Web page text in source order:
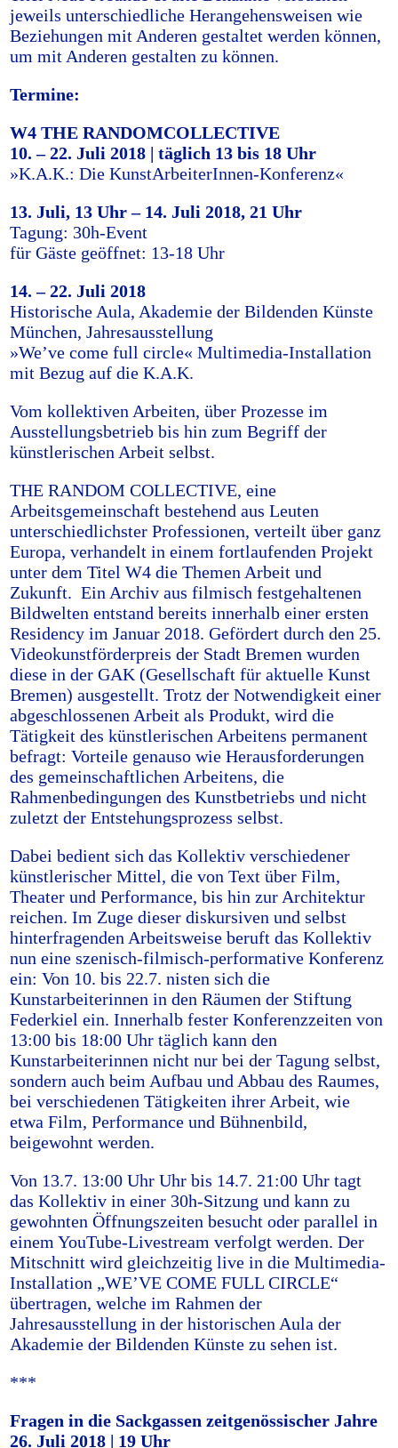
jeweils unterschiedliche Herangehensweisen wie
Beziehungen mit Anderen gestaltet werden können,
um mit Anderen gestalten zu können.
Termine:
W4 THE RANDOMCOLLECTIVE
10. – 22. Juli 2018 | täglich 13 bis 18 Uhr
»K.A.K.: Die KunstArbeiterInnen-Konferenz«
13. Juli, 13 Uhr – 14. Juli 2018, 21 Uhr
Tagung: 30h-Event
für Gäste geöffnet: 13-18 Uhr
14. – 22. Juli 2018
Historische Aula, Akademie der Bildenden Künste
München, Jahresausstellung
»We’ve come full circle« Multimedia-Installation
mit Bezug auf die K.A.K.
Vom kollektiven Arbeiten, über Prozesse im
Ausstellungsbetrieb bis hin zum Begriff der
künstlerischen Arbeit selbst.
THE RANDOM COLLECTIVE, eine
Arbeitsgemeinschaft bestehend aus Leuten
unterschiedlichster Professionen, verteilt über ganz
Europa, verhandelt in einem fortlaufenden Projekt
unter dem Titel W4 die Themen Arbeit und
Zukunft. Ein Archiv aus filmisch festgehaltenen
Bildwelten entstand bereits innerhalb einer ersten
Residency im Januar 2018. Gefördert durch den 25.
Videokunstförderpreis der Stadt Bremen wurden
diese in der GAK (Gesellschaft für aktuelle Kunst
Bremen) ausgestellt. Trotz der Notwendigkeit einer
abgeschlossenen Arbeit als Produkt, wird die
Tätigkeit des künstlerischen Arbeitens permanent
befragt: Vorteile genauso wie Herausforderungen
des gemeinschaftlichen Arbeitens, die
Rahmenbedingungen des Kunstbetriebs und nicht
zuletzt der Entstehungsprozess selbst.
Dabei bedient sich das Kollektiv verschiedener
künstlerischer Mittel, die von Text über Film,
Theater und Performance, bis hin zur Architektur
reichen. Im Zuge dieser diskursiven und selbst
hinterfragenden Arbeitsweise beruft das Kollektiv
nun eine szenisch-filmisch-performative Konferenz
ein: Von 10. bis 22.7. nisten sich die
Kunstarbeiterinnen in den Räumen der Stiftung
Federkiel ein. Innerhalb fester Konferenzzeiten von
13:00 bis 18:00 Uhr täglich kann den
Kunstarbeiterinnen nicht nur bei der Tagung selbst,
sondern auch beim Aufbau und Abbau des Raumes,
bei verschiedenen Tätigkeiten ihrer Arbeit, wie
etwa Film, Performance und Bühnenbild,
beigewohnt werden.
Von 13.7. 13:00 Uhr Uhr bis 14.7. 21:00 Uhr tagt
das Kollektiv in einer 30h-Sitzung und kann zu
gewohnten Öffnungszeiten besucht oder parallel in
einem YouTube-Livestream verfolgt werden. Der
Mitschnitt wird gleichzeitig live in die Multimedia-
Installation „WE’VE COME FULL CIRCLE“
übertragen, welche im Rahmen der
Jahresausstellung in der historischen Aula der
Akademie der Bildenden Künste zu sehen ist.
***
Fragen in die Sackgassen zeitgenössischer Jahre
26. Juli 2018 | 19 Uhr